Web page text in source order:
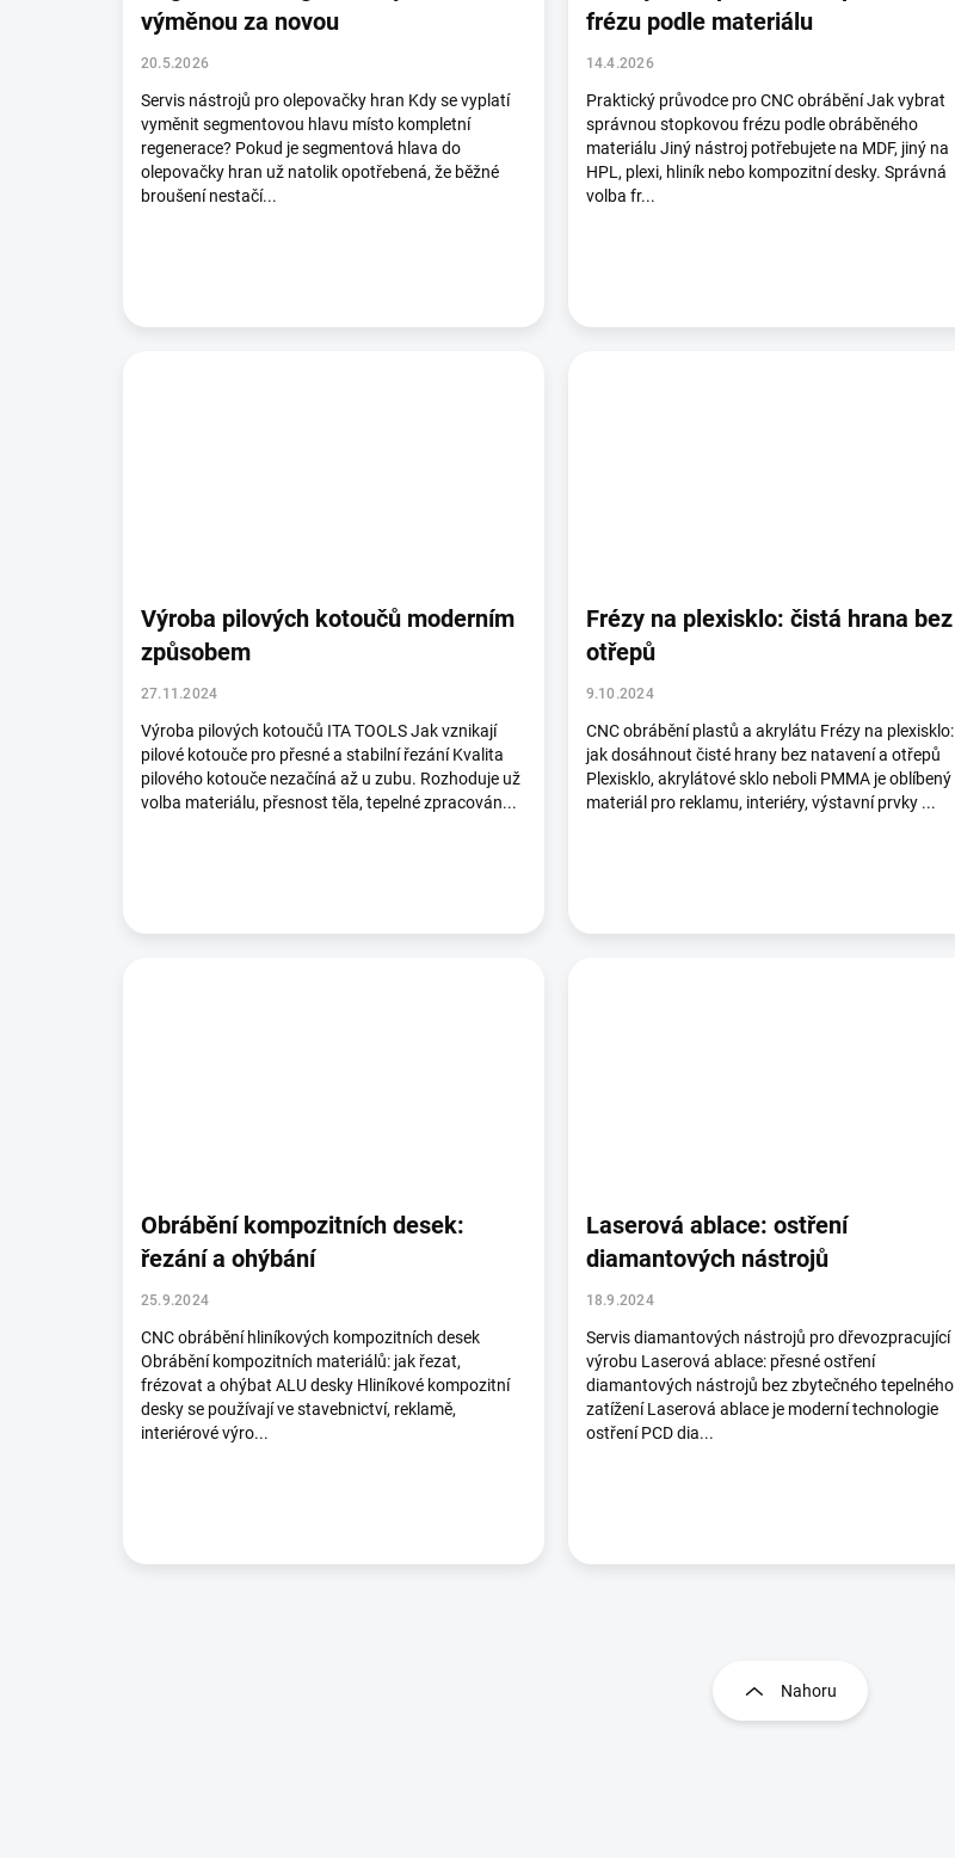
výměnou za novou
20.5.2026
Servis nástrojů pro olepovačky hran Kdy se vyplatí
vyměnit segmentovou hlavu místo kompletní
regenerace? Pokud je segmentová hlava do
olepovačky hran už natolik opotřebená, že běžné
broušení nestačí...
frézu podle materiálu
14.4.2026
Praktický průvodce pro CNC obrábění Jak vybrat
správnou stopkovou frézu podle obráběného
materiálu Jiný nástroj potřebujete na MDF, jiný na
HPL, plexi, hliník nebo kompozitní desky. Správná
volba fr...
Výroba pilových kotoučů moderním
způsobem
27.11.2024
Výroba pilových kotoučů ITA TOOLS Jak vznikají
pilové kotouče pro přesné a stabilní řezání Kvalita
pilového kotouče nezačíná až u zubu. Rozhoduje už
volba materiálu, přesnost těla, tepelné zpracován...
Frézy na plexisklo: čistá hrana bez
otřepů
9.10.2024
CNC obrábění plastů a akrylátu Frézy na plexisklo:
jak dosáhnout čisté hrany bez natavení a otřepů
Plexisklo, akrylátové sklo neboli PMMA je oblíbený
materiál pro reklamu, interiéry, výstavní prvky ...
Obrábění kompozitních desek:
řezání a ohýbání
25.9.2024
CNC obrábění hliníkových kompozitních desek
Obrábění kompozitních materiálů: jak řezat,
frézovat a ohýbat ALU desky Hliníkové kompozitní
desky se používají ve stavebnictví, reklamě,
interiérové výro...
Laserová ablace: ostření
diamantových nástrojů
18.9.2024
Servis diamantových nástrojů pro dřevozpracující
výrobu Laserová ablace: přesné ostření
diamantových nástrojů bez zbytečného tepelného
zatížení Laserová ablace je moderní technologie
ostření PCD dia...
v
l
Nahoru